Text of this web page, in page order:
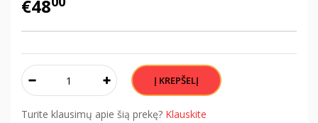
€48
Turite klausimų apie šią prekę? Klauskite